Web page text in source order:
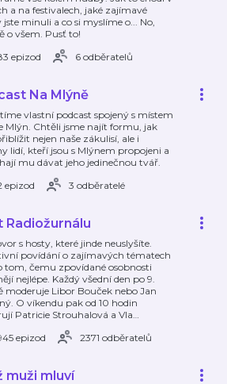
a na festivalech, jaké zajímavé
jste minuli a co si myslíme o... No,
o všem. Pusť to!
epizod
6 odběratelů
Na Mlýně
vlastní podcast spojený s místem
Mlýn. Chtěli jsme najít formu, jak
nejen naše zákulisí, ale i
lidí, kteří jsou s Mlýnem propojeni a
mu dávat jeho jedinečnou tvář.
epizod
3 odběratelé
Radiožurnálu
s hosty, které jinde neuslyšíte.
povídání o zajímavých tématech
tom, čemu zpovídané osobnosti
nejlépe. Každý všední den po 9.
moderuje Libor Bouček nebo Jan
O víkendu pak od 10 hodin
Patricie Strouhalová a Vla…
epizod
2371 odběratelů
muži mluví